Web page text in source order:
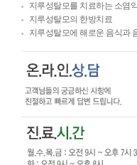
지루성탈모를 치료하는 소염
지루성탈모의 한방치료
지루성탈모에 해로운 음식과